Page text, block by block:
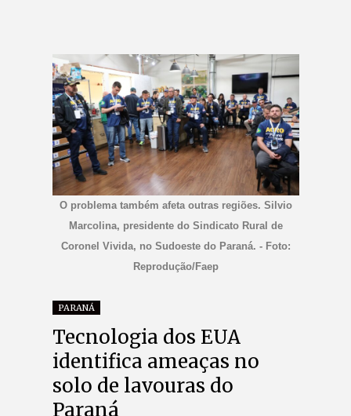
O problema também afeta outras regiões. Silvio
Marcolina, presidente do Sindicato Rural de
Coronel Vivida, no Sudoeste do Paraná. - Foto:
Reprodução/Faep
PARANÁ
Tecnologia dos EUA
identifica ameaças no
solo de lavouras do
Paraná